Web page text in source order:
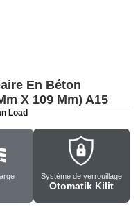
En Béton
X 109 Mm) A15
Load
Système de verrouillage
Otomatik Kilit